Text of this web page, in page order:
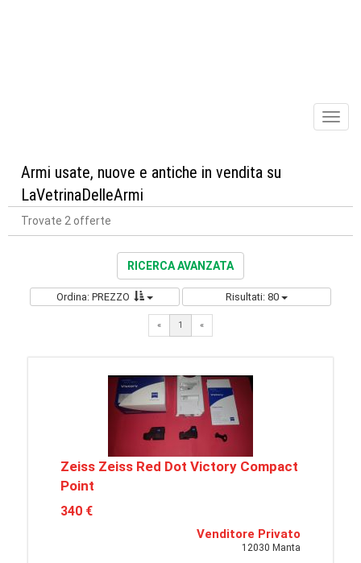
Armi usate, nuove e antiche in vendita su
LaVetrinaDelleArmi
Trovate 2 offerte
RICERCA AVANZATA
Ordina: PREZZO Risultati: 80
« 1 «
Zeiss Zeiss Red Dot Victory Compact
Point
340 €
Venditore Privato
12030 Manta